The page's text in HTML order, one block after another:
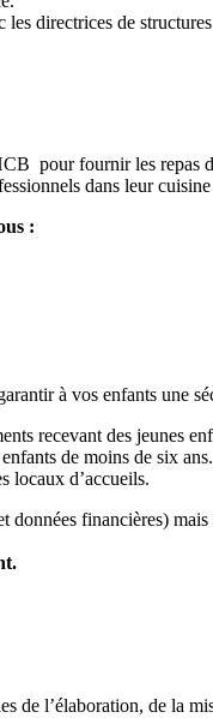
les directrices de
pour fournir les repas
dans leur
:
à vos enfants une
recevant des jeunes
de moins de six
locaux d’accueils.
financières)
de l’élaboration, de la